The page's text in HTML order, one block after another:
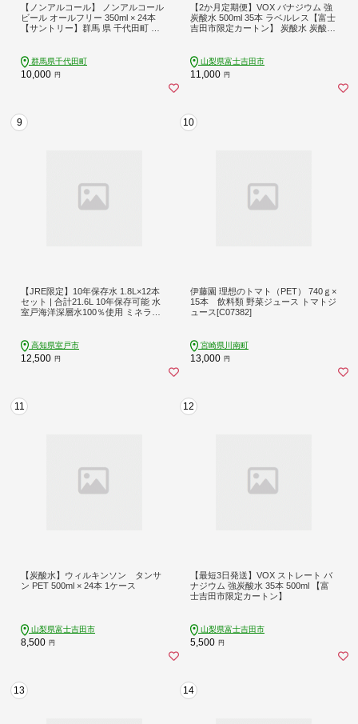
【ノンアルコール】 ノンアルコール
ビール オールフリー 350ml × 24本
【サントリー】群馬 県 千代田町 ※
群馬県千代田町
10,000 円
【2か月定期便】VOX バナジウム 強
炭酸水 500ml 35本 ラベルレス【富士
吉田市限定カートン】 炭酸水 炭酸
備蓄 防災 ストック 防災グッズ 保存
ラベルレス 山梨 富士吉田
山梨県富士吉田市
11,000 円
9
【JRE限定】10年保存水 1.8L×12本
セット | 合計21.6L 10年保存可能 水
室戸海洋深層水100％使用 ミネラル
災害用 避難用品 防災グッズ 防災 備
蓄 災害 震災 みねらるうぉーたー
高知県室戸市
12,500 円
10
伊藤園 理想のトマト（PET） 740ｇ×
15本 飲料類 野菜ジュース トマトジ
ュース[C07382]
宮崎県川南町
13,000 円
11
【炭酸水】ウィルキンソン タンサ
ン PET 500ml × 24本 1ケース
山梨県富士吉田市
8,500 円
12
【最短3日発送】VOX ストレート バ
ナジウム 強炭酸水 35本 500ml 【富
士吉田市限定カートン】
山梨県富士吉田市
5,500 円
13 14